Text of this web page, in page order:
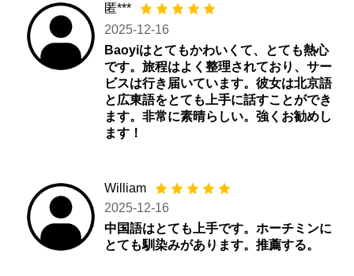
匿***
2025-12-16
Baoyiはとてもかわいくて、とても熱心
です。旅程はよく整理されており、サー
ビスは行き届いています。彼女は北京語
と広東語をとても上手に話すことができ
ます。非常に素晴らしい。強くお勧めし
ます！
William
2025-12-16
中国語はとても上手です。ホーチミンに
とても馴染みがあります。推薦する。